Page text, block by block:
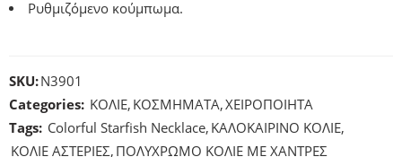
Ρυθμιζόμενο κούμπωμα.
SKU:N3901
Categories: ΚΟΛΙΕ, ΚΟΣΜΗΜΑΤΑ,ΧΕΙΡΟΠΟΙΗΤΑ
Tags: Colorful Starfish Necklace, ΚΑΛΟΚΑΙΡΙΝΟ ΚΟΛΙΕ,
ΚΟΛΙΕ ΑΣΤΕΡΙΕΣ, ΠΟΛΥΧΡΩΜΟ ΚΟΛΙΕ ΜΕ ΧΑΝΤΡΕΣ